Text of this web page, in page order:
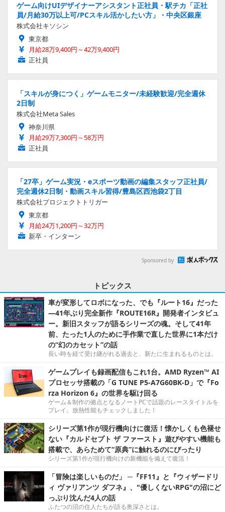
ゲーム向けUIデザイナーアシスタント正社員・駅チカ「正社
員/月給30万以上可/PCスキル活かしたい方」・中央区銀座
株式会社キソシン
東京都
月給28万9,400円～42万9,400円
正社員
「スキルが身につく」ゲームモニター/未経験歓迎/完全週休
2日制
株式会社Meta Sales
神奈川県
月給29万7,300円～58万円
正社員
「27卒」ゲーム実況・eスポーツ動画の編集スタッフ正社員/
完全週休2日制・動画スキル習得/豊島区西池袋2丁目
株式会社プロジェクトトリガー
東京都
月給24万1,200円～32万円
新卒・インターン
Sponsored by
トピックス
車が変形してロボになった、でも『ルート16』だった
―41年ぶり完全新作『ROUTE16R』開発者インタビュ
ー。新旧スタッフが語るシリーズの魂。そして41年
前、たった1人のために手作業で直した世界に1本だけ
の“幻のカセット”の話
長い時を経て受け継がれる過去と、新たに生まれるものとは。
ゲームプレイも録画配信もこれ1台。AMD Ryzen™ AI
プロセッサ搭載の「G TUNE P5-A7G60BK-D」で『Fo
rza Horizon 6』の世界を駆け回る
ゲーム＆制作の拠点となるノートPCで話題のレースタイトルを
プレイ。放熱性能もチェックしました！
シリーズ第1作が現行機向けに復活！懐かしくも色褪せ
ない『カルドセプト ザ ファースト』遊びやすい機能も
搭載で、あらためて“原典”に触れるのにぴったり
シリーズ第1作が現行機向けの新機能を備えて復活！
「冒険は楽しいものだ」 ─『FF11』と『ウィザードリ
ィ ヴァリアンツ ダフネ』、"優しくないRPG"の沼にど
っぷり沈んだ4人の話
ふたつの沼の住人たちが語る奥深さとは。